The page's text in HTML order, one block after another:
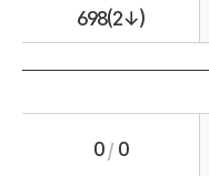
698(2↓)
0/0